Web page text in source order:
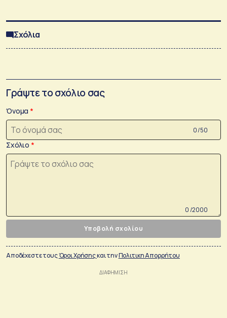
Σχόλια
Γράψτε το σχόλιο σας
Όνομα
0 /50
Σχόλιο
0 /2000
Υποβολή σχολίου
Αποδέχεστε τουςΌροι Χρήσηςκαι τηνΠολιτικη Απορρήτου